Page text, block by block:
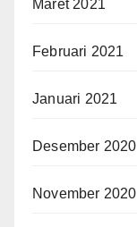
Maret 2021
Februari 2021
Januari 2021
Desember 2020
November 2020